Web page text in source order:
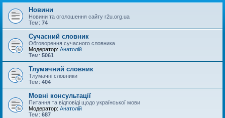
у
Новини
Новини та оголошення сайту r2u.org.ua
Тем: 74
Сучасний словник
Обговорення сучасного словника
Модератор: Анатолій
Тем: 5061
Тлумачний словник
Тлумачні словники
Тем: 404
Мовні консультації
Питання та відповіді щодо української мови
Модератор: Анатолій
Тем: 687